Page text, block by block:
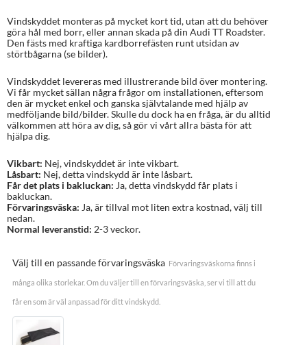
Vindskyddet monteras på mycket kort tid, utan att du behöver
göra hål med borr, eller annan skada på din Audi TT Roadster.
Den fästs med kraftiga kardborrefästen runt utsidan av
störtbågarna (se bilder).
Vindskyddet levereras med illustrerande bild över montering.
Vi får mycket sällan några frågor om installationen, eftersom
den är mycket enkel och ganska självtalande med hjälp av
medföljande bild/bilder. Skulle du dock ha en fråga, är du alltid
välkommen att höra av dig, så gör vi vårt allra bästa för att
hjälpa dig.
Vikbart: Nej, vindskyddet är inte vikbart.
Låsbart: Nej, detta vindskydd är inte låsbart.
Får det plats i bakluckan: Ja, detta vindskydd får plats i
bakluckan.
Förvaringsväska: Ja, är tillval mot liten extra kostnad, välj till
nedan.
Normal leveranstid: 2-3 veckor.
Välj till en passande förvaringsväska Förvaringsväskorna finns i
många olika storlekar. Om du väljer till en förvaringsväska, ser vi till att du
får en som är väl anpassad för ditt vindskydd.